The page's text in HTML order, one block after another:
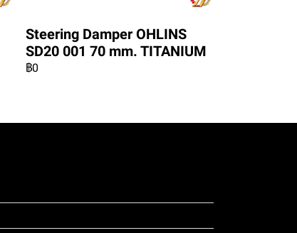
Steering Damper OHLINS
SD20 001 70 mm. TITANIUM
฿0